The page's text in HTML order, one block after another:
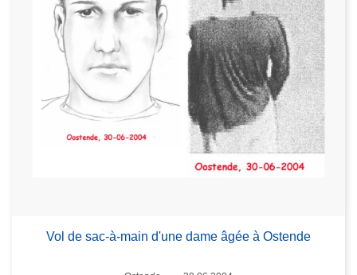
Vol de sac-à-main d'une dame âgée à Ostende